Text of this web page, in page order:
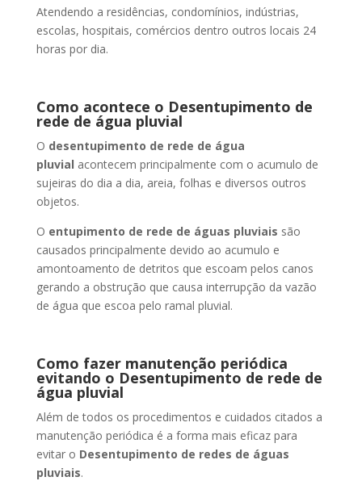
Atendendo a residências, condomínios, indústrias,
escolas, hospitais, comércios dentro outros locais 24
horas por dia.
Como acontece o Desentupimento de
rede de água pluvial
O desentupimento de rede de água
pluvial acontecem principalmente com o acumulo de
sujeiras do dia a dia, areia, folhas e diversos outros
objetos.
O entupimento de rede de águas pluviais são
causados principalmente devido ao acumulo e
amontoamento de detritos que escoam pelos canos
gerando a obstrução que causa interrupção da vazão
de água que escoa pelo ramal pluvial.
Como fazer manutenção periódica
evitando o Desentupimento de rede de
água pluvial
Além de todos os procedimentos e cuidados citados a
manutenção periódica é a forma mais eficaz para
evitar o Desentupimento de redes de águas
pluviais.